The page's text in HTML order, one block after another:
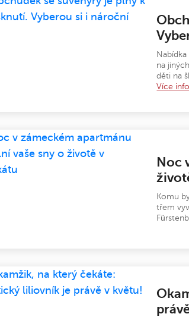
na
děti na
Více
Noc
Komu
třem